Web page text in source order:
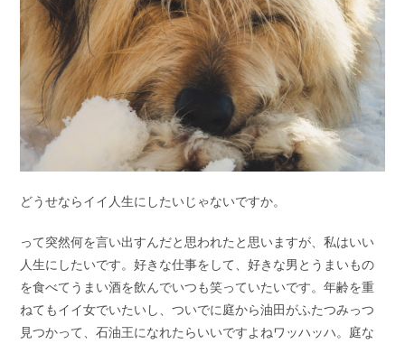
どうせならイイ人生にしたいじゃないですか。
って突然何を言い出すんだと思われたと思いますが、私はいい
人生にしたいです。好きな仕事をして、好きな男とうまいもの
を食べてうまい酒を飲んでいつも笑っていたいです。年齢を重
ねてもイイ女でいたいし、ついでに庭から油田がふたつみっつ
見つかって、石油王になれたらいいですよねワッハッハ。庭な